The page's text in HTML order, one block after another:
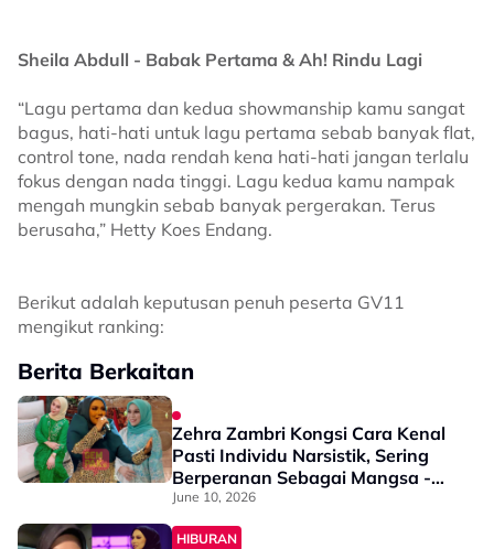
Sheila Abdull - Babak Pertama & Ah! Rindu Lagi
“Lagu pertama dan kedua showmanship kamu sangat
bagus, hati-hati untuk lagu pertama sebab banyak flat,
control tone, nada rendah kena hati-hati jangan terlalu
fokus dengan nada tinggi. Lagu kedua kamu nampak
mengah mungkin sebab banyak pergerakan. Terus
berusaha,” Hetty Koes Endang.
Berikut adalah keputusan penuh peserta GV11
mengikut ranking:
Berita Berkaitan
Zehra Zambri Kongsi Cara Kenal
Pasti Individu Narsistik, Sering
Berperanan Sebagai Mangsa -
“Dalam Perkahwinan Pun Dah
Buat…”
June 10, 2026
HIBURAN